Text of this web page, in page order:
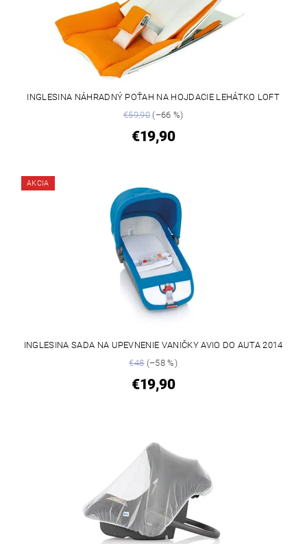
INGLESINA NÁHRADNÝ POŤAH NA HOJDACIE LEHÁTKO LOFT
€59,90(–66 %)
€19,90
AKCIA
INGLESINA SADA NA UPEVNENIE VANIČKY AVIO DO AUTA 2014
€48(–58 %)
€19,90